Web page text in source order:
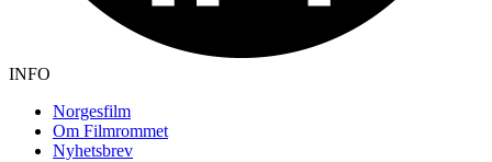
INFO
Norgesfilm
Om Filmrommet
Nyhetsbrev